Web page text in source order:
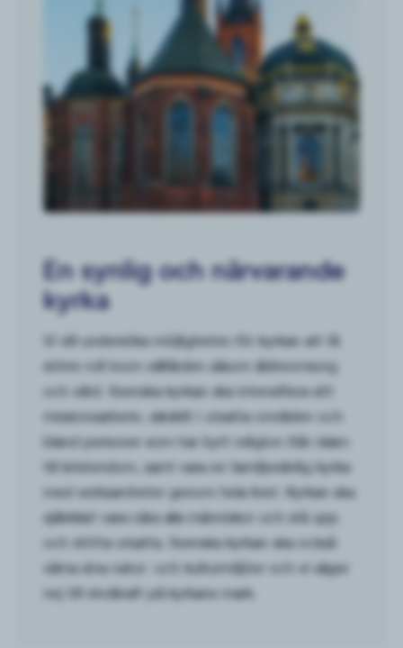
En synlig och närvarande
kyrka
Vi vill undersöka möjligheten för kyrkan att få
större roll inom välfärden såsom äldreomsorg
och vård. Svenska kyrkan ska intensifiera sitt
missionsarbete, särskilt i utsatta områden och
bland personer som har bytt religion från islam
till kristendom, samt vara en familjevänlig kyrka
med verksamheter genom hela livet. Kyrkan ska
självklart vara nära alla människor och stå upp
och stötta utsatta. Svenska kyrkan ska också
värna sina natur- och kulturmiljöer och vi säger
nej till vindkraft på kyrkans mark.